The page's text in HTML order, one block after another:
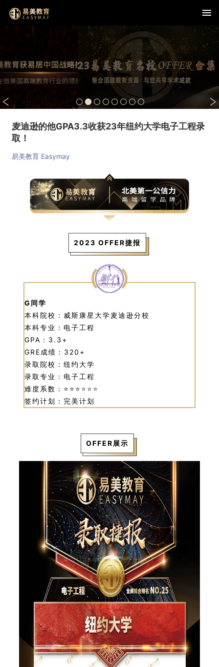
麦迪逊的他GPA3.3收获23年纽约大学电子工程录
取！
易美教育 Easymay
2023 OFFER捷报
G同学
本科院校：威斯康星大学麦迪逊分校
本科专业：电子工程
GPA：3.3+
GRE成绩：320+
录取院校：纽约大学
录取专业：电子工程
难度系数：⭐⭐⭐ ⭐ ⭐ ⭐
签约计划：完美计划
OFFER展示